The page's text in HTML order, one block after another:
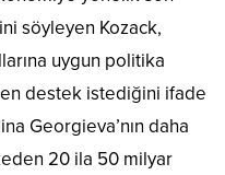
söyleyen Kozack,
uygun politika
destek istediğini ifade
Georgieva’nın daha
20 ila 50 milyar